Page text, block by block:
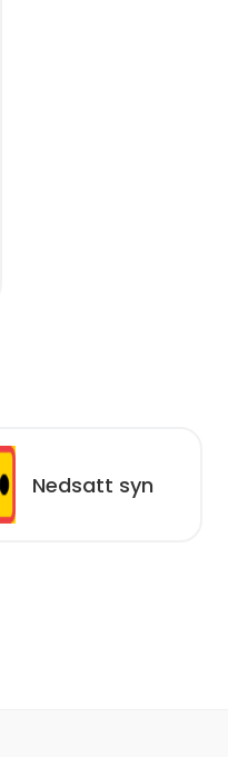
Nedsatt syn